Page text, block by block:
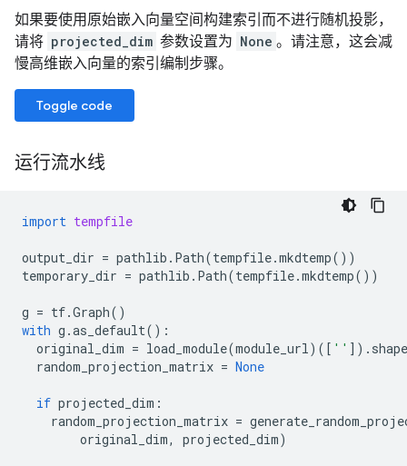
如果要使用原始嵌入向量空间构建索引而不进行随机投影，
请将 projected_dim 参数设置为 None 。请注意，这会减
慢高维嵌入向量的索引编制步骤。
Toggle code
运行流水线
import tempfile
output_dir = pathlib . Path(tempfile.mkdtemp())
temporary_dir = pathlib . Path(tempfile.mkdtemp())
g = tf.Graph()
with g .as_default():
original_dim = load_module(module_url)([ '' ]) . shape
random_projection_matrix = None
if projected_dim :
random_projection_matrix =
original_dim, projected_dim)